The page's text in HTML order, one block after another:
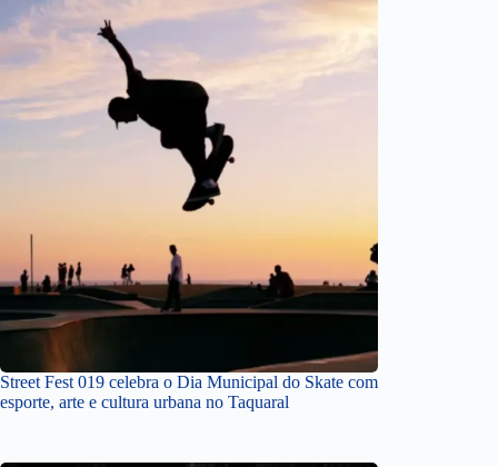
Street Fest 019 celebra o Dia Municipal do Skate com
esporte, arte e cultura urbana no Taquaral